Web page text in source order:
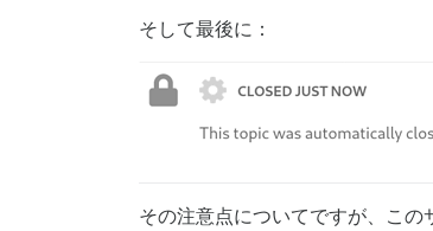
そして最後に：
その注意点についてですが、こ